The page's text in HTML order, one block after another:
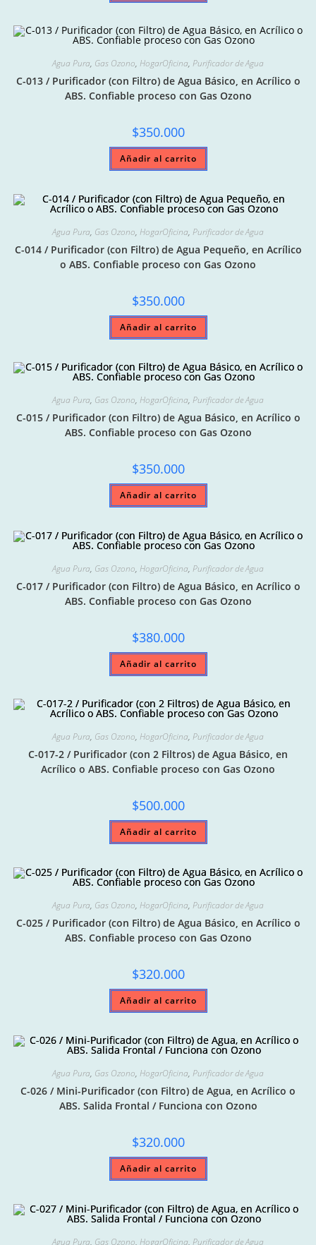
Agua Pura, Gas Ozono, HogarOficina, Purificador de Agua
C-013 / Purificador (con Filtro) de Agua Básico, en Acrílico o
ABS. Confiable proceso con Gas Ozono
$350.000
Añadir al carrito
Agua Pura, Gas Ozono, HogarOficina, Purificador de Agua
C-014 / Purificador (con Filtro) de Agua Pequeño, en Acrílico
o ABS. Confiable proceso con Gas Ozono
$350.000
Añadir al carrito
Agua Pura, Gas Ozono, HogarOficina, Purificador de Agua
C-015 / Purificador (con Filtro) de Agua Básico, en Acrílico o
ABS. Confiable proceso con Gas Ozono
$350.000
Añadir al carrito
Agua Pura, Gas Ozono, HogarOficina, Purificador de Agua
C-017 / Purificador (con Filtro) de Agua Básico, en Acrílico o
ABS. Confiable proceso con Gas Ozono
$380.000
Añadir al carrito
Agua Pura, Gas Ozono, HogarOficina, Purificador de Agua
C-017-2 / Purificador (con 2 Filtros) de Agua Básico, en
Acrílico o ABS. Confiable proceso con Gas Ozono
$500.000
Añadir al carrito
Agua Pura, Gas Ozono, HogarOficina, Purificador de Agua
C-025 / Purificador (con Filtro) de Agua Básico, en Acrílico o
ABS. Confiable proceso con Gas Ozono
$320.000
Añadir al carrito
Agua Pura, Gas Ozono, HogarOficina, Purificador de Agua
C-026 / Mini-Purificador (con Filtro) de Agua, en Acrílico o
ABS. Salida Frontal / Funciona con Ozono
$320.000
Añadir al carrito
Agua Pura, Gas Ozono, HogarOficina, Purificador de Agua